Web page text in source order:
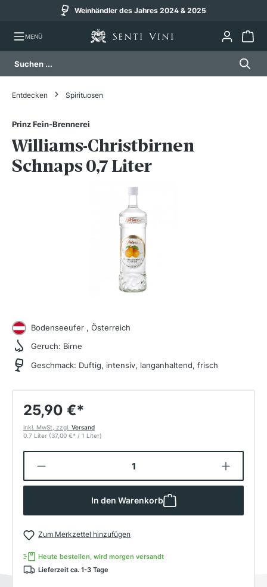
Weinhändler des Jahres 2024 & 2025
MENÜ
Bildergalerie überspringen
Entdecken Spirituosen
Prinz Fein-Brennerei
Williams-Christbirnen
Schnaps 0,7 Liter
Bodenseeufer , Österreich
Geruch: Birne
Geschmack: Duftig, intensiv, langanhaltend, frisch
25,90 €*
inkl. MwSt, zzgl. Versand
0.7 Liter (37,00 €* / 1 Liter)
Produkt Anzahl: Gib den
In den Warenkorb
Zum Merkzettel hinzufügen
Heute bestellen, wird morgen versandt
Lieferzeit ca. 1-3 Tage